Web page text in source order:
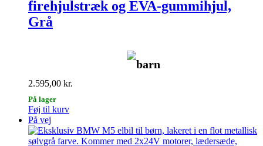
firehjulstræk og EVA-gummihjul,
Grå
barn
2.595,00 kr.
På lager
Føj til kurv
På vej